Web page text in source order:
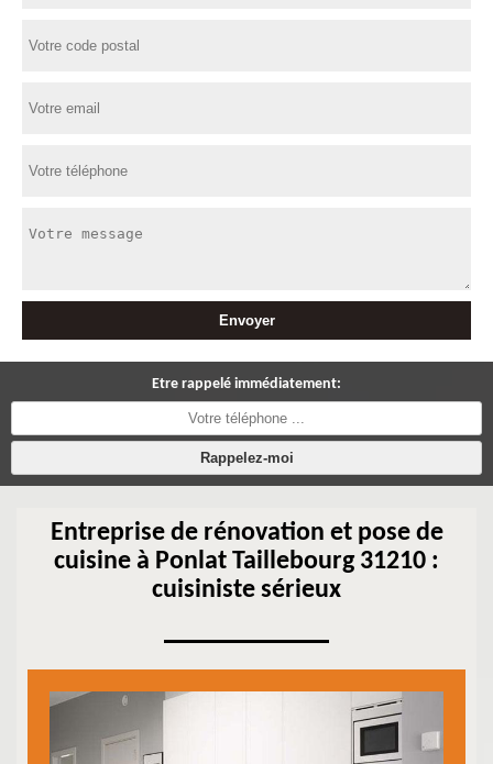
Etre rappelé immédiatement:
Entreprise de rénovation et pose de
cuisine à Ponlat Taillebourg 31210 :
cuisiniste sérieux